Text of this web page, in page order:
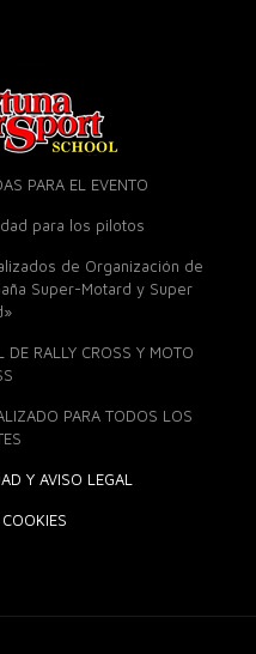
PARA EL EVENTO
para los pilotos
de Organización de
Super-Motard y Super
DE RALLY CROSS Y MOTO
PARA TODOS LOS
Y AVISO LEGAL